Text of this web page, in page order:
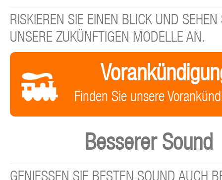
RISKIEREN SIE EINEN BLICK UND SEHEN
UNSERE ZUKÜNFTIGEN MODELLE AN.
Finden Sie unsere
Besserer Sound